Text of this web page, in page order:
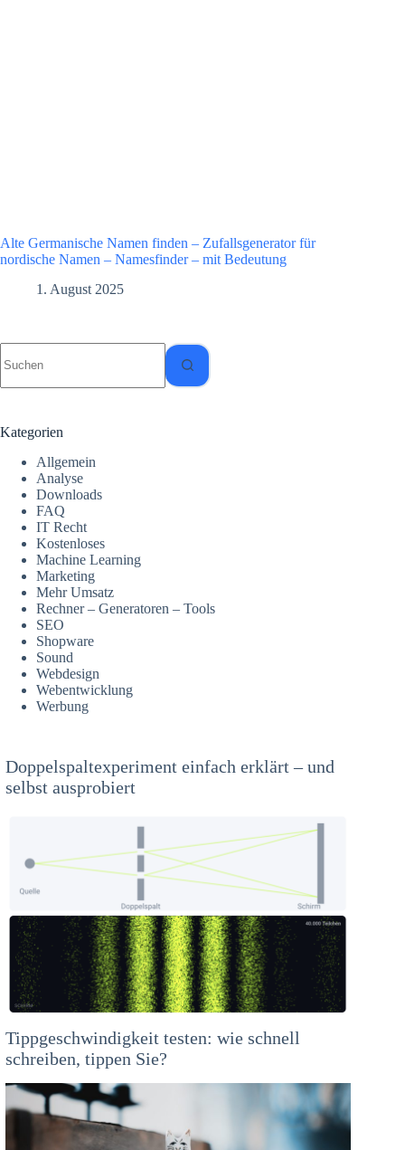
Alte Germanische Namen finden – Zufallsgenerator für
nordische Namen – Namesfinder – mit Bedeutung
1. August 2025
Ergebnisse
Kategorien
Allgemein
Analyse
Downloads
FAQ
IT Recht
Kostenloses
Machine Learning
Marketing
Mehr Umsatz
Rechner – Generatoren – Tools
SEO
Shopware
Sound
Webdesign
Webentwicklung
Werbung
Doppelspaltexperiment einfach erklärt – und
selbst ausprobiert
Tippgeschwindigkeit testen: wie schnell
schreiben, tippen Sie?